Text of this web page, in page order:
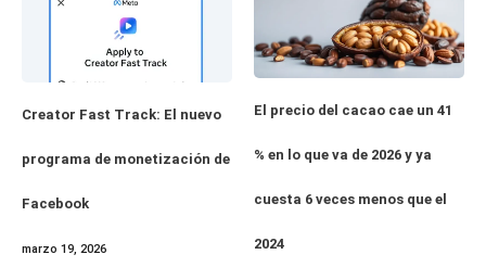
Creator Fast Track: El nuevo
programa de monetización de
Facebook
marzo 19, 2026
El precio del cacao cae un 41
% en lo que va de 2026 y ya
cuesta 6 veces menos que el
2024